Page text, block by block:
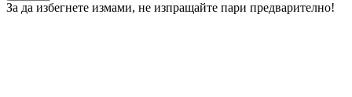
За да избегнете измами, не изпращайте пари предварително!